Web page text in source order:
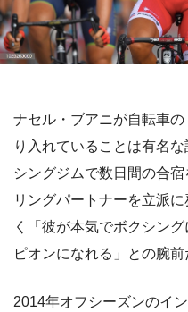
ナセル・ブアニが自転車
り入れていることは有名
シングジムで数日間の合
リングパートナーを立派
く「彼が本気でボクシン
ピオンになれる」との腕前
2014年オフシーズンのイ